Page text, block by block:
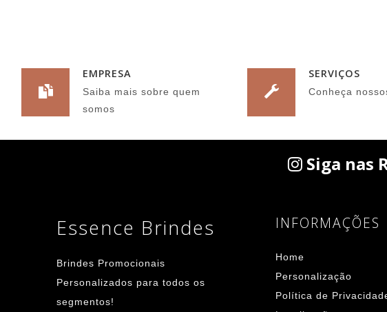
EMPRESA
Saiba mais sobre quem
somos
SERVIÇOS
Conheça
Siga nas
Essence Brindes
Brindes Promocionais
Personalizados para todos os
segmentos!
INFORMAÇÕES
Home
Personalização
Política de